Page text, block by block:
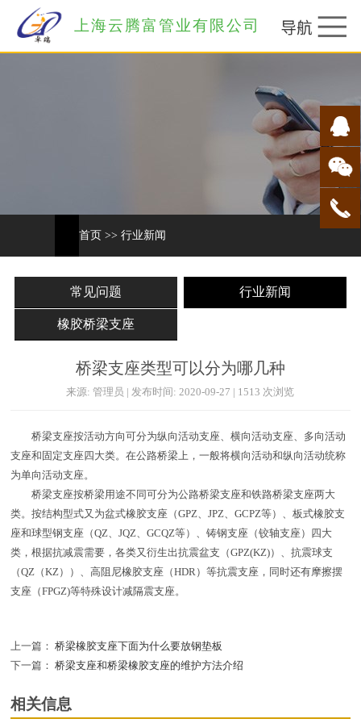
上海云腾富管业有限公司
首页 >> 行业新闻
常见问题 行业新闻
橡胶桥梁支座
桥梁支座类型可以分为哪几种
来源: 管理员 | 发布时间: 2020-09-27 | 1513 次浏览
桥梁支座按活动方向可分为纵向活动支座、横向活动支座、多向活动
支座和固定支座四大类。在公路桥梁上，一般将横向活动和纵向活动统称
为单向活动支座。
桥梁支座按桥梁用途不同可分为公路桥梁支座和铁路桥梁支座两大
类。按结构型式又为盆式橡胶支座（GPZ、JPZ、GCPZ等）、板式橡胶支
座和球型钢支座（QZ、JQZ、GCQZ等）、铸钢支座（铰轴支座）四大
类，根据抗减震需要，各类又衍生出抗震盆支（GPZ(KZ)）、抗震球支
（QZ（KZ））、高阻尼橡胶支座（HDR）等抗震支座，同时还有摩擦摆
支座（FPGZ)等特殊设计减隔震支座。
上一篇： 桥梁橡胶支座下面为什么要放钢垫板
下一篇： 桥梁支座和桥梁橡胶支座的维护方法介绍
相关信息